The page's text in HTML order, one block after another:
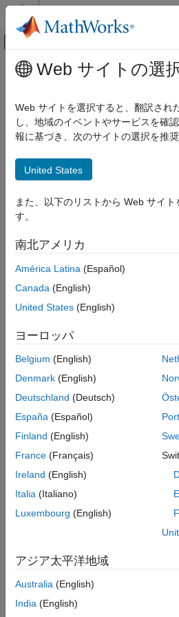
コンテンツへスキップ
オフキャンバス ナ
ドキュメンテーションのホーム
メインコンテンツ
How useful was
Web サイトの選
Web サイトを選択すると、翻訳され
し、地域のイベントやサービスを確
報に基づき、次のサイトの選択を推
United States
また、以下のリストから Web サイト
す。
南北アメリカ
América Latina (Español)
Canada (English)
United States (English)
ヨーロッパ
Belgium (English)
Denmark (English)
Deutschland (Deutsch)
España (Español)
Finland (English)
France (Français)
Ireland (English)
Italia (Italiano)
Luxembourg (English)
アジア太平洋地域
Australia (English)
India (English)
トラストセンター
プライ
違法コピー防止
アプリケーショ
© 1994-2026 The MathWorks, Inc.